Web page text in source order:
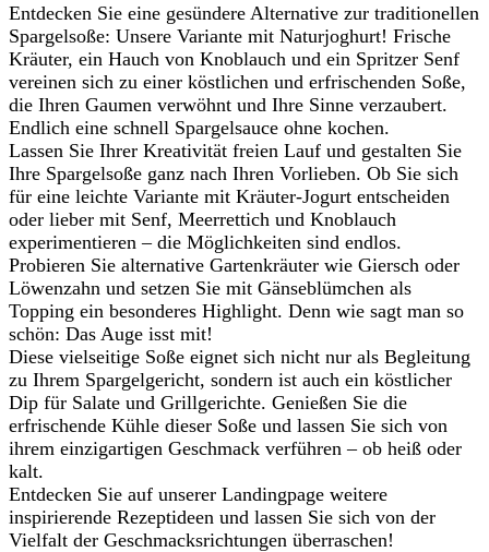
Entdecken Sie eine gesündere Alternative zur traditionellen
Spargelsoße: Unsere Variante mit Naturjoghurt! Frische
Kräuter, ein Hauch von Knoblauch und ein Spritzer Senf
vereinen sich zu einer köstlichen und erfrischenden Soße,
die Ihren Gaumen verwöhnt und Ihre Sinne verzaubert.
Endlich eine schnell Spargelsauce ohne kochen.
Lassen Sie Ihrer Kreativität freien Lauf und gestalten Sie
Ihre Spargelsoße ganz nach Ihren Vorlieben. Ob Sie sich
für eine leichte Variante mit Kräuter-Jogurt entscheiden
oder lieber mit Senf, Meerrettich und Knoblauch
experimentieren – die Möglichkeiten sind endlos.
Probieren Sie alternative Gartenkräuter wie Giersch oder
Löwenzahn und setzen Sie mit Gänseblümchen als
Topping ein besonderes Highlight. Denn wie sagt man so
schön: Das Auge isst mit!
Diese vielseitige Soße eignet sich nicht nur als Begleitung
zu Ihrem Spargelgericht, sondern ist auch ein köstlicher
Dip für Salate und Grillgerichte. Genießen Sie die
erfrischende Kühle dieser Soße und lassen Sie sich von
ihrem einzigartigen Geschmack verführen – ob heiß oder
kalt.
Entdecken Sie auf unserer Landingpage weitere
inspirierende Rezeptideen und lassen Sie sich von der
Vielfalt der Geschmacksrichtungen überraschen!